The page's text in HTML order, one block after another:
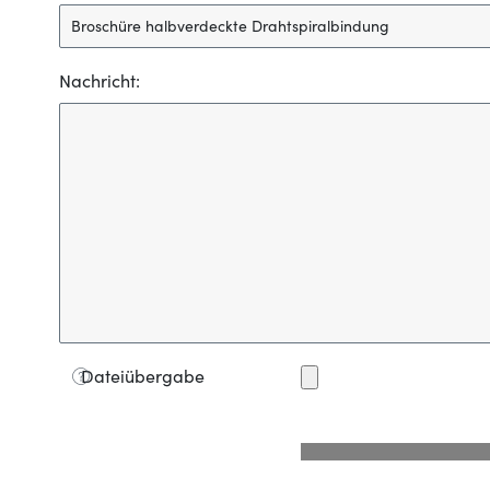
Nachricht:
Dateiübergabe